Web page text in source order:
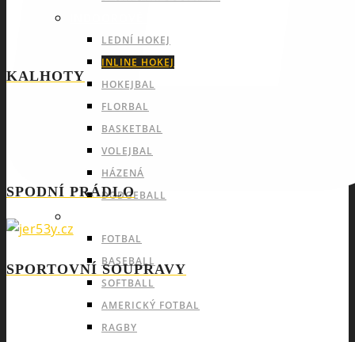
LEDNÍ HOKEJ
INLINE HOKEJ
HOKEJBAL
FLORBAL
BASKETBAL
VOLEJBAL
HÁZENÁ
DODGEBALL
FOTBAL
BASEBALL
SOFTBALL
AMERICKÝ FOTBAL
RAGBY
KALHOTY
SPODNÍ PRÁDLO
SPORTOVNÍ SOUPRAVY